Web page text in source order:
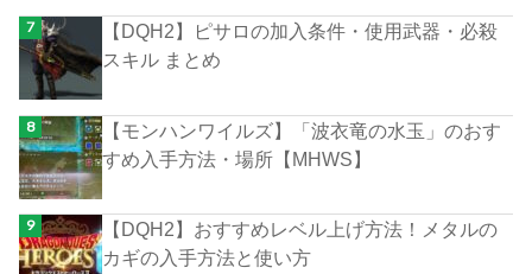
【DQH2】ピサロの加入条件・使用武器・必殺
スキル まとめ
【モンハンワイルズ】「波衣竜の水玉」のおす
すめ入手方法・場所【MHWS】
【DQH2】おすすめレベル上げ方法！メタルの
カギの入手方法と使い方